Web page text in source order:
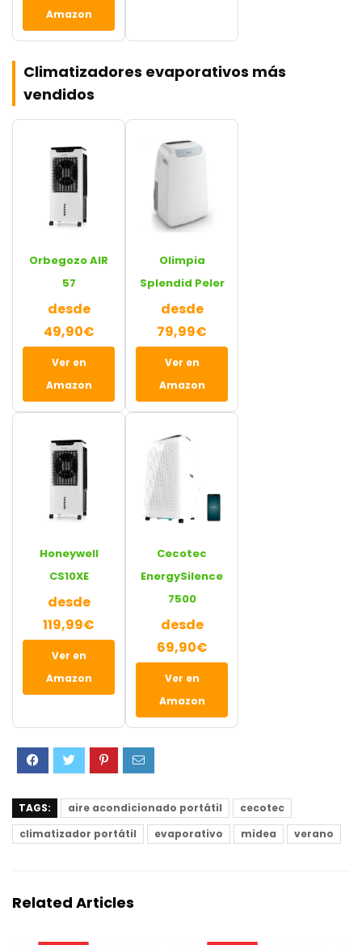
Amazon
Climatizadores evaporativos más
vendidos
Orbegozo AIR
57
desde
49,90€
Ver en
Amazon
Olimpia
Splendid Peler
desde
79,99€
Ver en
Amazon
Honeywell
CS10XE
desde
119,99€
Ver en
Amazon
Cecotec
EnergySilence
7500
desde
69,90€
Ver en
Amazon
TAGS: aire acondicionado portátil
cecotec
climatizador portátil
evaporativo midea verano
Related Articles